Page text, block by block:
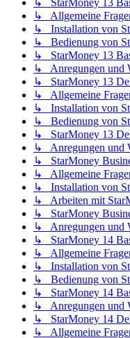
↳ StarMoney 13
↳ Allgemeine
↳ Installation von
↳ Bedienung von
↳ StarMoney 13
↳ Anregungen und
↳ StarMoney 13
↳ Allgemeine
↳ Installation von
↳ Bedienung von
↳ StarMoney 13
↳ Anregungen und
↳ StarMoney
↳ Allgemeine
↳ Installation von
↳ Arbeiten mit
↳ StarMoney
↳ Anregungen und
↳ StarMoney 14
↳ Allgemeine
↳ Installation von
↳ Bedienung von
↳ StarMoney 14
↳ Anregungen und
↳ StarMoney 14
↳ Allgemeine